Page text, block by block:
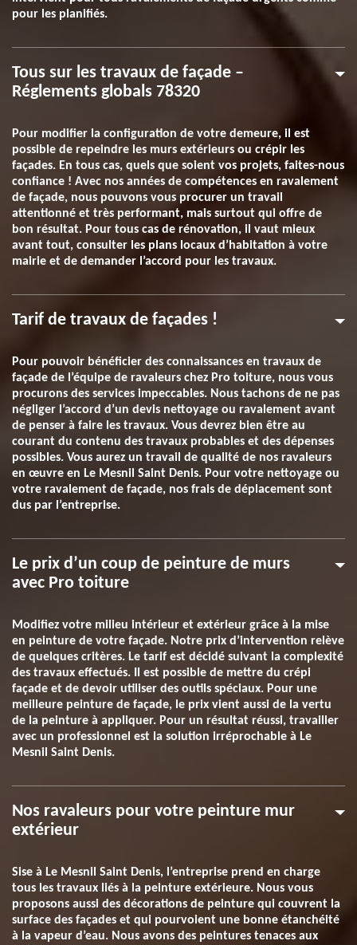
pour les planifiés.
Tous sur les travaux de façade –
Réglements globals 78320
Pour modifier la configuration de votre demeure, il est
possible de repeindre les murs extérieurs ou crépir les
façades. En tous cas, quels que soient vos projets, faites-nous
confiance ! Avec nos années de compétences en ravalement
de façade, nous pouvons vous procurer un travail
attentionné et très performant, mais surtout qui offre de
bon résultat. Pour tous cas de rénovation, il vaut mieux
avant tout, consulter les plans locaux d’habitation à votre
mairie et de demander l’accord pour les travaux.
Tarif de travaux de façades !
Pour pouvoir bénéficier des connaissances en travaux de
façade de l’équipe de ravaleurs chez Pro toiture, nous vous
procurons des services impeccables. Nous tachons de ne pas
négliger l’accord d’un devis nettoyage ou ravalement avant
de penser à faire les travaux. Vous devrez bien être au
courant du contenu des travaux probables et des dépenses
possibles. Vous aurez un travail de qualité de nos ravaleurs
en œuvre en Le Mesnil Saint Denis. Pour votre nettoyage ou
votre ravalement de façade, nos frais de déplacement sont
dus par l’entreprise.
Le prix d’un coup de peinture de murs
avec Pro toiture
Modifiez votre milieu intérieur et extérieur grâce à la mise
en peinture de votre façade. Notre prix d’intervention relève
de quelques critères. Le tarif est décidé suivant la complexité
des travaux effectués. Il est possible de mettre du crépi
façade et de devoir utiliser des outils spéciaux. Pour une
meilleure peinture de façade, le prix vient aussi de la vertu
de la peinture à appliquer. Pour un résultat réussi, travailler
avec un professionnel est la solution irréprochable à Le
Mesnil Saint Denis.
Nos ravaleurs pour votre peinture mur
extérieur
Sise à Le Mesnil Saint Denis, l’entreprise prend en charge
tous les travaux liés à la peinture extérieure. Nous vous
proposons aussi des décorations de peinture qui couvrent la
surface des façades et qui pourvoient une bonne étanchéité
à la vapeur d’eau. Nous avons des peintures tenaces aux